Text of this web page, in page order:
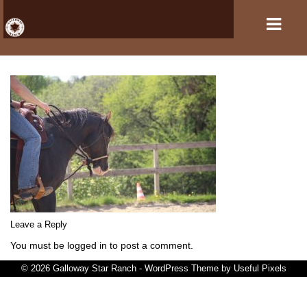
HOME
VERANSTALTUNGEN
PFERDEHALTUNG UND REITSPORT
REITANLAGE
GASTBOXEN UND PENSION
DER VEREIN
KONTAKT
Leave a Reply
You must be logged in to post a comment.
© 2026 Galloway Star Ranch - WordPress Theme by Useful Pixels